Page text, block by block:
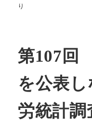
り
第107回
を公表
労統計調